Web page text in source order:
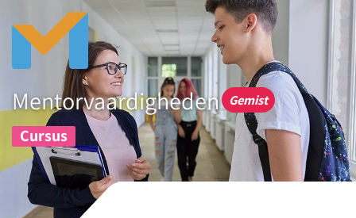
mij
Speciaal
jou
deze
praktische
opdracht
Mentorvaardigheden Gemist
Cursus